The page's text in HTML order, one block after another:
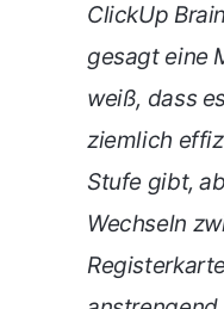
ClickUp
gesagt eine
weiß, dass
ziemlich
Stufe gibt,
Wechseln